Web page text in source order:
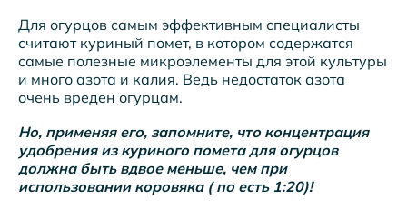
Для огурцов самым эффективным специалисты
считают куриный помет, в котором содержатся
самые полезные микроэлементы для этой культуры
и много азота и калия. Ведь недостаток азота
очень вреден огурцам.
Но, применяя его, запомните, что концентрация
удобрения из куриного помета для огурцов
должна быть вдвое меньше, чем при
использовании коровяка ( по есть 1:20)!